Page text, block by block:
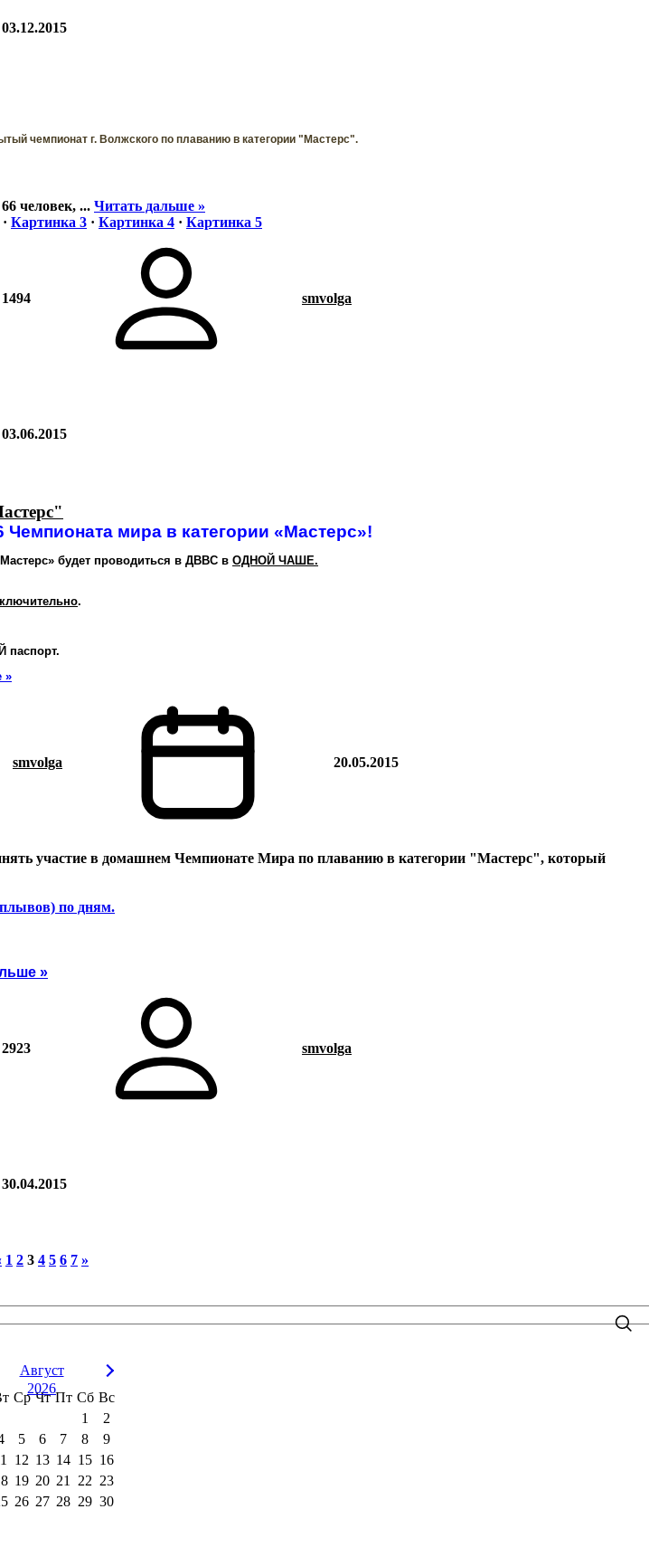
03.12.2015
чемпионат г. Волжского по плаванию в категории "Мастерс".
человек, ... Читать дальше »
· Картинка 3 · Картинка 4 · Картинка 5
1494 smvolga
03.06.2015
мира в категории «Мастерс»!
будет проводиться в ДВВС в ОДНОЙ ЧАШЕ.
.
паспорт.
»
smvolga 20.05.2015
участие в домашнем Чемпионате Мира по плаванию в категории "Мастерс", который
по дням.
»
2923 smvolga
30.04.2015
1 2 3 4 5 6 7 »
Август
2026
Ср Чт Пт Сб Вс
1
2
5 6 7 8
9
12 13 14 15 16
19 20 21 22 23
26 27 28 29 30